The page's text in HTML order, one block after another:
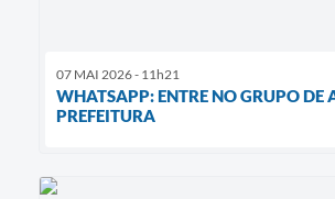
07 MAI 2026 - 11h21
WHATSAPP: ENTRE NO GRUPO DE
PREFEITURA